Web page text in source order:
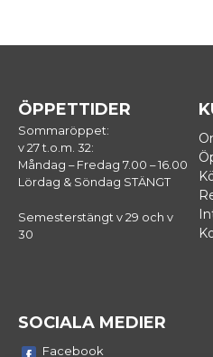
ÖPPETTIDER
Sommaröppet:
v 27 t.o.m. 32:
Måndag – Fredag 7.00 – 16.00
Lördag & Söndag STÄNGT
Semesterstängt v 29 och v
30
SOCIALA MEDIER
Facebook